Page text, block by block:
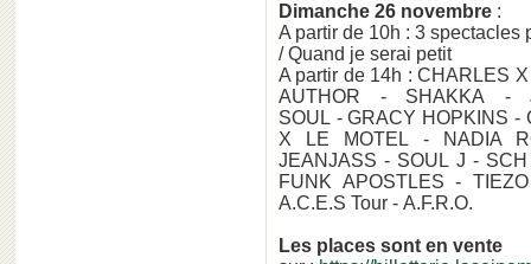
Dimanche 26 novembre :
A partir de 10h : 3 spectacles
/ Quand je serai petit
A partir de 14h : CHARLES
AUTHOR - SHAKKA -
SOUL - GRACY HOPKINS -
X LE MOTEL - NADIA
JEANJASS - SOUL J -
FUNK APOSTLES -
A.C.E.S Tour - A.F.R.O.
Les places sont en vente